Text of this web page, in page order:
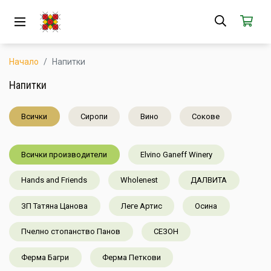
АБОНАМЕНТ
КАК РАБОТИ
НОВИ ПРОДУКТИ
ПРОИЗВОДИТЕЛИ
КАМПАНИИ
АКЦИИ
ГОТОВИ ЗА ХАПВАНЕ
Начало Напитки
Напитки
Всички Сиропи Вино Сокове
Всички производители Elvino Ganeff Winery
Hands and Friends Wholenest ДАЛВИТА
ЗП Татяна Цанова Леге Артис Осина
Пчелно стопанство Панов СЕЗОН
Ферма Багри Ферма Петкови